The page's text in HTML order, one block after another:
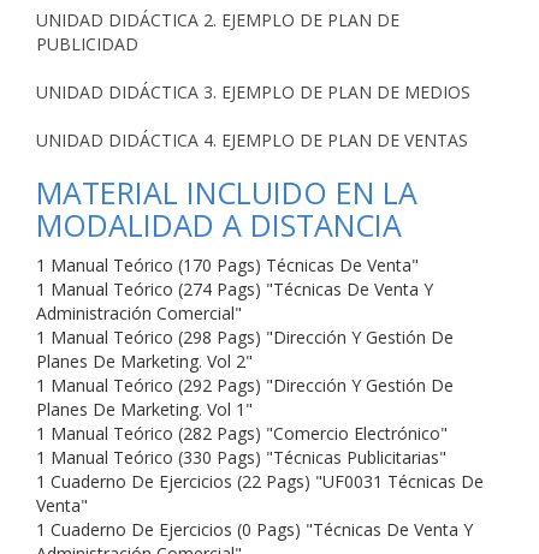
UNIDAD DIDÁCTICA 2. EJEMPLO DE PLAN DE
PUBLICIDAD
UNIDAD DIDÁCTICA 3. EJEMPLO DE PLAN DE MEDIOS
UNIDAD DIDÁCTICA 4. EJEMPLO DE PLAN DE VENTAS
MATERIAL INCLUIDO EN LA
MODALIDAD A DISTANCIA
1 Manual Teórico (170 Pags) Técnicas De Venta"
1 Manual Teórico (274 Pags) "Técnicas De Venta Y
Administración Comercial"
1 Manual Teórico (298 Pags) "Dirección Y Gestión De
Planes De Marketing. Vol 2"
1 Manual Teórico (292 Pags) "Dirección Y Gestión De
Planes De Marketing. Vol 1"
1 Manual Teórico (282 Pags) "Comercio Electrónico"
1 Manual Teórico (330 Pags) "Técnicas Publicitarias"
1 Cuaderno De Ejercicios (22 Pags) "UF0031 Técnicas De
Venta"
1 Cuaderno De Ejercicios (0 Pags) "Técnicas De Venta Y